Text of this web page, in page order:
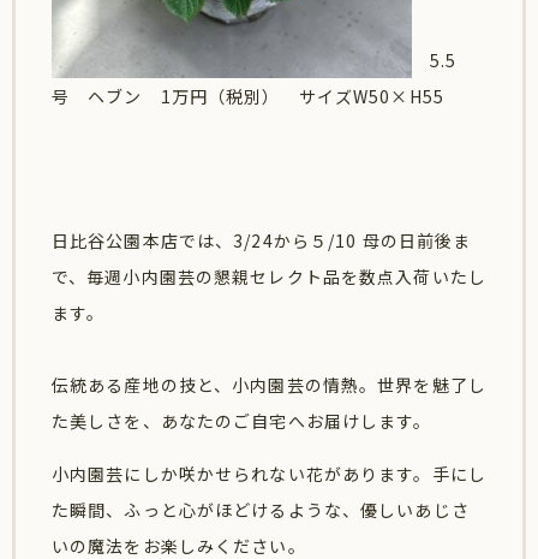
5.5
号 ヘブン 1万円（税別） サイズW50×H55
日比谷公園本店では、3/24から５/10 母の日前後ま
で、 毎週小内園芸の懇親セレクト品を数点入荷いたし
ます。
伝統ある産地の技と、小内園芸の情熱。世界を魅了し
た美しさを、あなたのご自宅へお届けします。
小内園芸にしか咲かせられない花があります。手にし
た瞬間、ふっと心がほどけるような、優しいあじさ
いの魔法をお楽しみください。